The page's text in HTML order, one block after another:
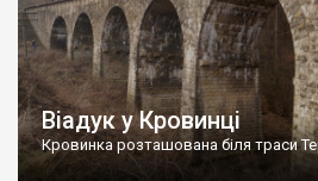
Віадук у Кровинці
Кровинка розташована біля траси